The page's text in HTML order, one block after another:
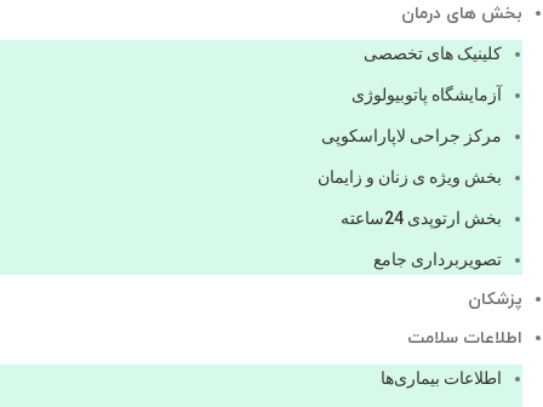
بخش های درمان
کلینیک های تخصصی
آزمایشگاه پاتوبیولوژی
مرکز جراحی لاپاراسکوپی
بخش ویژه ی زنان و زایمان
بخش ارتوپدی 24ساعته
تصویربرداری جامع
پزشكان
اطلاعات سلامت
اطلاعات بیماری‌ها